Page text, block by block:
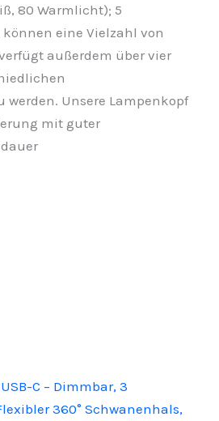
80 Warmlicht); 5
eine Vielzahl von
außerdem über vier
Unsere Lampenkopf
mit guter
C – Dimmbar, 3
360° Schwanenhals,